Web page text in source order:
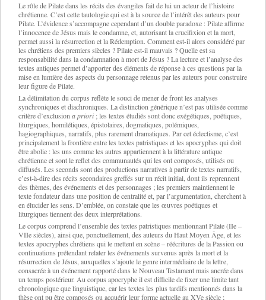
Le rôle de Pilate dans les récits des évangiles fait de lui un acteur de l’histoire
chrétienne. C’est cette tautologie qui est à la source de l’intérêt des auteurs pour
Pilate. L’évidence s’accompagne cependant d’un double paradoxe : Pilate affirme
l’innocence de Jésus mais le condamne, et, autorisant la crucifixion et la mort,
permet aussi la résurrection et la Rédemption. Comment est-il alors considéré par
les chrétiens des premiers siècles ? Pilate est-il mauvais ? Quelle est sa
responsabilité dans la condamnation à mort de Jésus ? La lecture et l’analyse des
textes antiques permet d’apporter des éléments de réponse à ces questions par la
mise en lumière des aspects du personnage retenus par les auteurs pour construire
leur figure de Pilate.
La délimitation du corpus reflète le souci de mener de front les analyses
synchroniques et diachroniques. La distinction générique n’est pas utilisée comme
critère d’exclusion a priori; les textes étudiés sont donc exégétiques, poétiques,
liturgiques, homilétiques, épistolaires, dogmatiques, polémiques,
hagiographiques, narratifs, plus rarement dramatiques. Par cet éclectisme, c’est
principalement la frontière entre les textes patristiques et les apocryphes qui doit
être abolie : les uns comme les autres appartiennent à la littérature antique
chrétienne et sont le reflet des communautés qui les ont composés, utilisés ou
diffusés. Les seconds sont des productions narratives à partir de textes narratifs,
c’est-à-dire des récits secondaires greffés sur un récit initial, dont ils reprennent
des thèmes, des événements et des personnages ; les premiers maintiennent le
texte fondateur dans une position de centralité et, par l’argumentation, cherchent à
en élucider les sens. D’emblée, on constate que les œuvres poétiques et
liturgiques tiennent des deux interprétations.
Le corpus comprend l’ensemble des textes patristiques mentionnant Pilate (IIe –
VIIe siècles), ainsi que, ponctuellement, des auteurs du Haut Moyen Âge, et les
textes apocryphes chrétiens qui le mettent en scène – réécritures de la Passion ou
continuations prétendant relater les événements survenus après la mort et la
résurrection de Jésus, auxquelles s’ajoute le genre intermédiaire de la lettre,
consacrée à un événement rapporté dans le Nouveau Testament mais ancrée dans
un temps postérieur. Au corpus apocryphe il est difficile de fixer une limite tant
chronologique que linguistique, car les textes les plus tardifs mentionnés dans la
thèse ont pu être composés ou acquérir leur forme actuelle au XVe siècle ;